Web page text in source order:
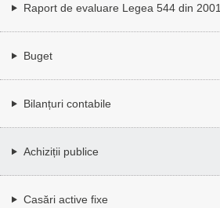
Raport de evaluare Legea 544 din 2001
Buget
Bilanțuri contabile
Achiziții publice
Casări active fixe